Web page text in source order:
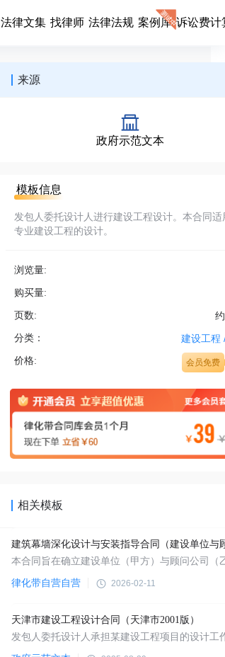
法律文集 找律师 法律法规 案例库 诉讼费计
来源
政府示范文本
模板信息
发包人委托设计人进行建设工程设计。本合同适
专业建设工程的设计。
浏览量:
购买量:
页数:
分类： 建设工程
价格: 会员免费
相关模板
律化带自营自营 2026-02-11
天津市建设工程设计合同（天津市2001版）